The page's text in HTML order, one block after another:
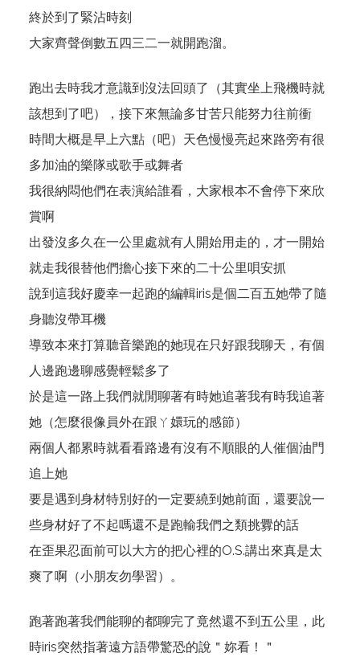
終於到了緊沾時刻
大家齊聲倒數五四三二一就開跑溜。
跑出去時我才意識到沒法回頭了（其實坐上飛機時就
該想到了吧），接下來無論多甘苦只能努力往前衝
時間大概是早上六點（吧）天色慢慢亮起來路旁有很
多加油的樂隊或歌手或舞者
我很納悶他們在表演給誰看，大家根本不會停下來欣
賞啊
出發沒多久在一公里處就有人開始用走的，才一開始
就走我很替他們擔心接下來的二十公里唄安抓
說到這我好慶幸一起跑的編輯iris是個二百五她帶了隨
身聽沒帶耳機
導致本來打算聽音樂跑的她現在只好跟我聊天，有個
人邊跑邊聊感覺輕鬆多了
於是這一路上我們就閒聊著有時她追著我有時我追著
她（怎麼很像員外在跟ㄚ嬛玩的感節）
兩個人都累時就看看路邊有沒有不順眼的人催個油門
追上她
要是遇到身材特別好的一定要繞到她前面，還要說一
些身材好了不起嗎還不是跑輸我們之類挑釁的話
在歪果忍面前可以大方的把心裡的O.S.講出來真是太
爽了啊（小朋友勿學習）。
跑著跑著我們能聊的都聊完了竟然還不到五公里，此
時iris突然指著遠方語帶驚恐的說＂妳看！＂